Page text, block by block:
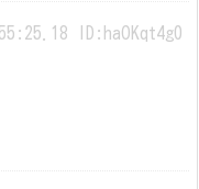
ID:haOKqt4g0